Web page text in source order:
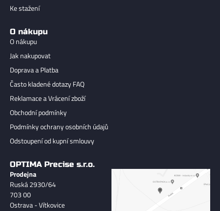
Ke stažení
O nákupu
O nákupu
Jak nakupovat
Doprava a Platba
Často kladené dotazy FAQ
Reklamace a Vrácení zboží
Obchodní podmínky
Podmínky ochrany osobních údajů
Odstoupení od kupní smlouvy
OPTIMA Precise s.r.o.
Prodejna
Ruská 2930/64
703 00
Ostrava - Vítkovice